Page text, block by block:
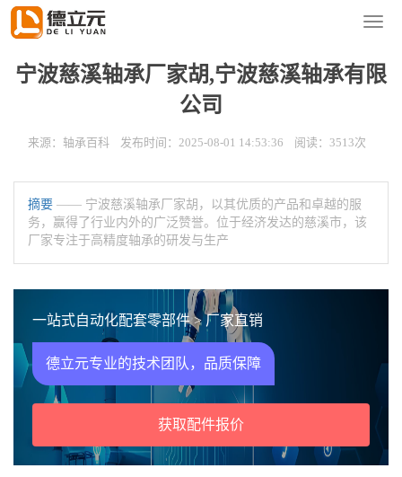
导
单
您的位置：首页
宁波慈溪轴承厂家胡,宁波慈溪轴承有限
公司
来源：轴承百科 发布时间：2025-08-01 14:53:36 阅读：3513次
摘要 —— 宁波慈溪轴承厂家胡，以其优质的产品和卓越的服
务，赢得了行业内外的广泛赞誉。位于经济发达的慈溪市，该
厂家专注于高精度轴承的研发与生产
一站式自动化配套零部件 > 厂家直销
德立元专业的技术团队，品质保障
获取配件报价